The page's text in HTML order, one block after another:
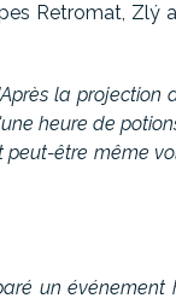
Retromat, Zlý
la projection
heure de
peut-être même
un